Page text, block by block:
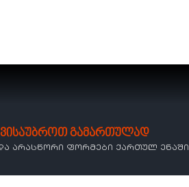
ვისაუბროთ გამართულად
არასწორი ფორმები ქართულ ენაში